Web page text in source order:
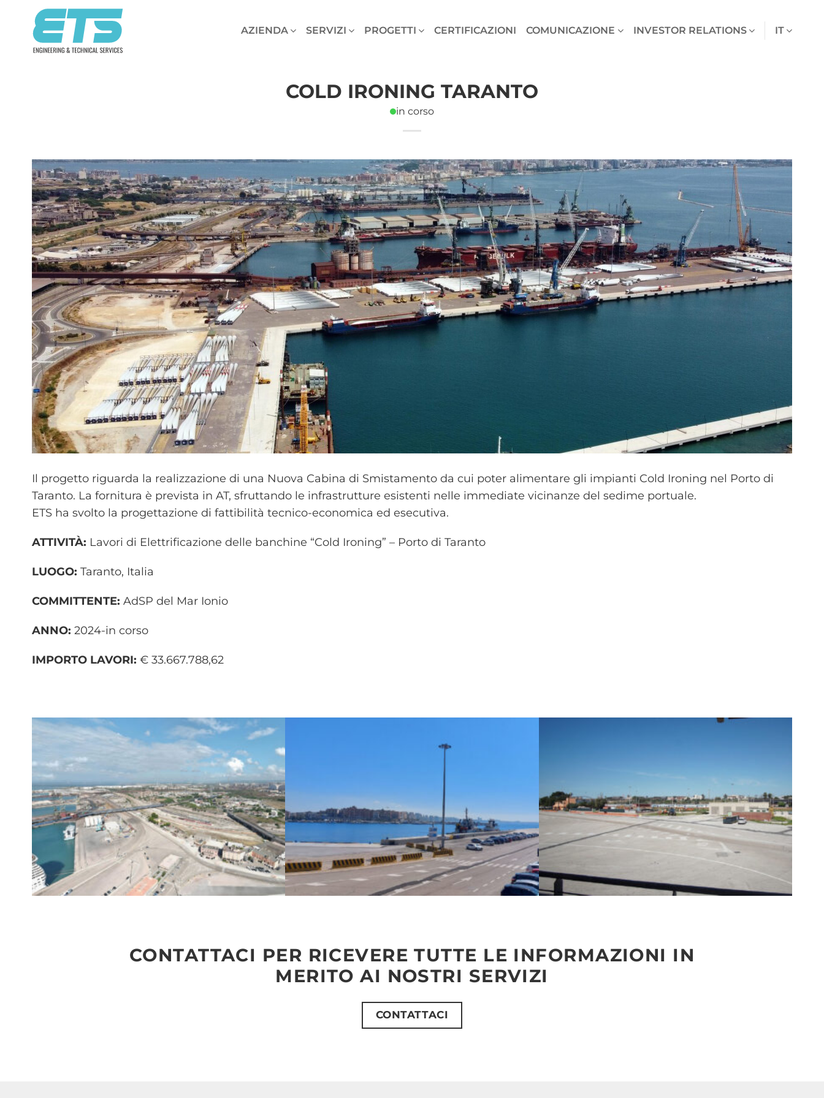
contenuti
AZIENDA SERVIZI PROGETTI CERTIFICAZIONI COMUNICAZIONE INVESTOR RELATIONS IT
COLD IRONING TARANTO
in corso
Il progetto riguarda la realizzazione di una Nuova Cabina di Smistamento da cui poter alimentare gli impianti Cold Ironing nel Porto di
Taranto. La fornitura è prevista in AT, sfruttando le infrastrutture esistenti nelle immediate vicinanze del sedime portuale.
ETS ha svolto la progettazione di fattibilità tecnico-economica ed esecutiva.
ATTIVITÀ: Lavori di Elettrificazione delle banchine “Cold Ironing” – Porto di Taranto
LUOGO: Taranto, Italia
COMMITTENTE: AdSP del Mar Ionio
ANNO: 2024-in corso
IMPORTO LAVORI: € 33.667.788,62
CONTATTACI PER RICEVERE TUTTE LE INFORMAZIONI IN
MERITO AI NOSTRI SERVIZI
CONTATTACI